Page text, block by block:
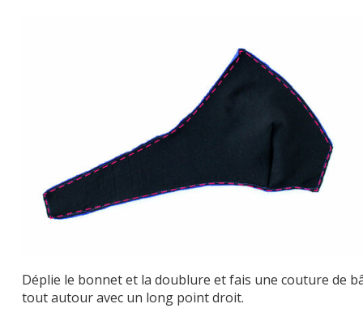
Déplie le bonnet et la doublure et fais une couture de
tout autour avec un long point droit.